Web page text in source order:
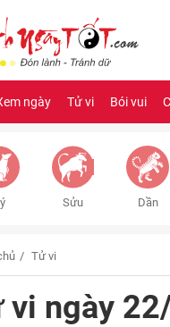
ngày Tử vi Bói vui
Sửu Dần
Tử vi
vi ngày